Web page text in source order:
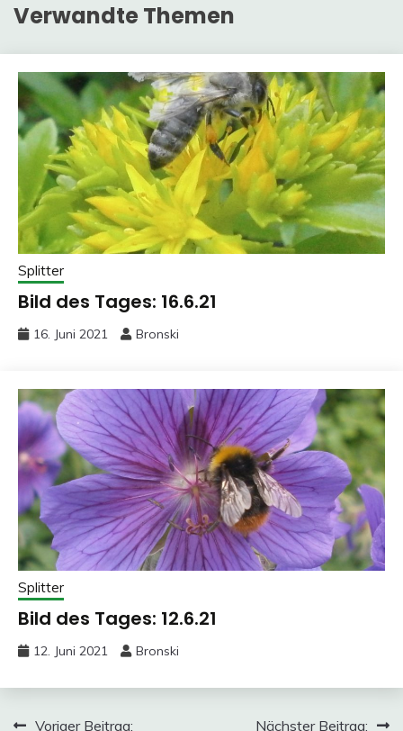
Verwandte Themen
Splitter
Bild des Tages: 16.6.21
16. Juni 2021 Bronski
Splitter
Bild des Tages: 12.6.21
12. Juni 2021 Bronski
Voriger Beitrag: Nächster Beitrag: